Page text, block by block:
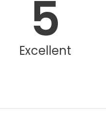
5
Excellent